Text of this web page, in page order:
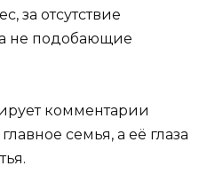
за отсутствие
не подобающие
комментарии
семья, а её глаза